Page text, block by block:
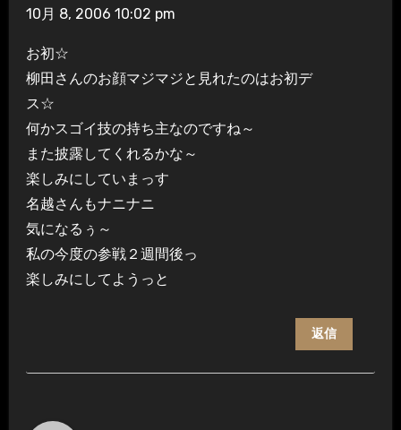
10月 8, 2006 10:02 pm
お初☆
柳田さんのお顔マジマジと見れたのはお初デ
ス☆
何かスゴイ技の持ち主なのですね～
また披露してくれるかな～
楽しみにしていまっす
名越さんもナニナニ
気になるぅ～
私の今度の参戦２週間後っ
楽しみにしてようっと
返信